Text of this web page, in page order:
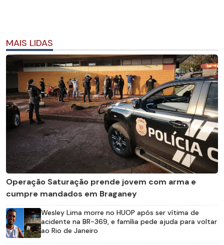
MAIS LIDAS
Operação Saturação prende jovem com arma e
cumpre mandados em Braganey
Wesley Lima morre no HUOP após ser vítima de
acidente na BR-369, e família pede ajuda para voltar
ao Rio de Janeiro